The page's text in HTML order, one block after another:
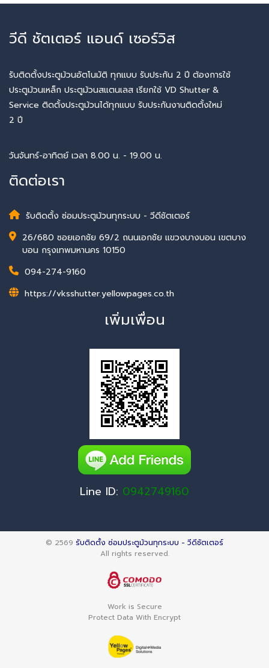
วีดี ชัตเตอร์ แอนด์ เซอร์วิส
รับติดตั้งประตูม้วนอัตโนมัติ ทุกแบบ รับประกัน 2 ปี ต้องการใช้
ประตูม้วนเหล็ก ประตูม้วนสแตนเลส เรียกใช้ VD Shutter &
Service ติดตั้งประตูม้วนได้ทุกแบบ รับประกันงานติดตั้งใหม่
2 ปี
วันจันทร์-อาทิตย์ เวลา 8.00 น. - 19.00 น.
ติดต่อเรา
รับติดตั้ง ซ่อมประตูม้วนทุกระบบ - วีดีชัตเตอร์
26/680 ซอยเอกชัย 69/2 ถนนเอกชัย แขวงบางบอน เขตบาง
บอน กรุงเทพมหานคร 10150
094-274-9160
https://vksshutter.yellowpages.co.th
เพิ่มเพื่อน
Line ID: 0942749160
© 2569 รับติดตั้ง ซ่อมประตูม้วนทุกระบบ - วีดีชัตเตอร์
All rights reserved.
Work is Secure
Protect Data With Encrypt